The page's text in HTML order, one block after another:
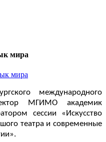
мира
международного
МГИМО академик
сессии «Искусство
театра и современные